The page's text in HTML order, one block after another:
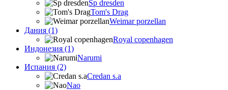
Sp dresden
Tom's Drag
Weimar porzellan
Дания (1)
Royal copenhagen
Индонезия (1)
Narumi
Испания (2)
Credan s.a
Nao